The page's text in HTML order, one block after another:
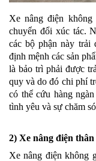
Xe nâng điện
chuyển đổi xúc tác.
các bộ phận này trải
định mệnh các sản
là bảo trì phải được
quy và do đó chi phí
có thể cứu hàng
tình yêu và sự chăm
2) Xe nâng điện
Xe nâng điện không